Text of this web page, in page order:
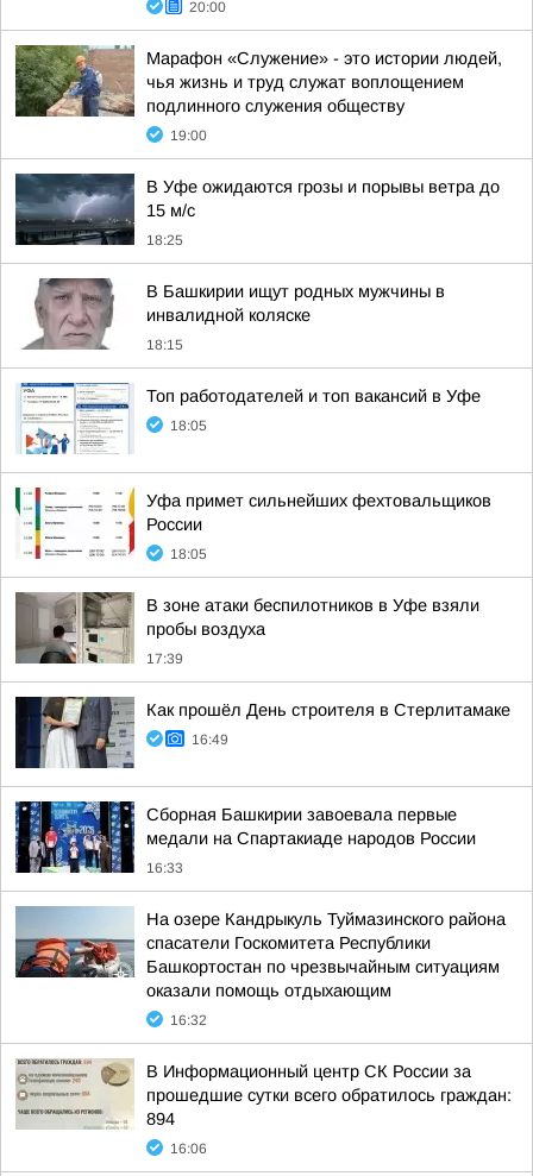
20:00
Марафон «Служение» - это истории людей,
чья жизнь и труд служат воплощением
подлинного служения обществу
19:00
В Уфе ожидаются грозы и порывы ветра до
15 м/с
18:25
В Башкирии ищут родных мужчины в
инвалидной коляске
18:15
Топ работодателей и топ вакансий в Уфе
18:05
Уфа примет сильнейших фехтовальщиков
России
18:05
В зоне атаки беспилотников в Уфе взяли
пробы воздуха
17:39
Как прошёл День строителя в Стерлитамаке
16:49
Сборная Башкирии завоевала первые
медали на Спартакиаде народов России
16:33
На озере Кандрыкуль Туймазинского района
спасатели Госкомитета Республики
Башкортостан по чрезвычайным ситуациям
оказали помощь отдыхающим
16:32
В Информационный центр СК России за
прошедшие сутки всего обратилось граждан:
894
16:06